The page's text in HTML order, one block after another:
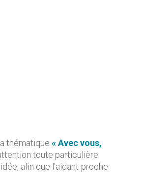
thématique« Avec vous,
toute particulière
afin que l’aidant-proche